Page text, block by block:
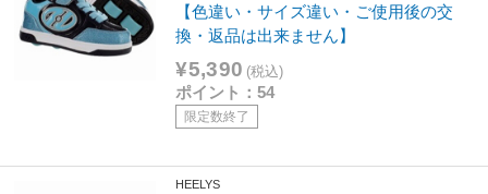
【色違い・サイズ違い・ご使用後の交
換・返品は出来ません】
¥5,390 (税込)
ポイント：54
限定数終了
HEELYS